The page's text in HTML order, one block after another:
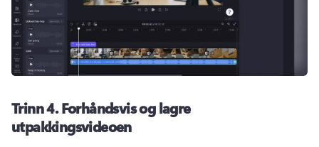
Trinn 4.Forhåndsvis og lagre
utpakkingsvideoen